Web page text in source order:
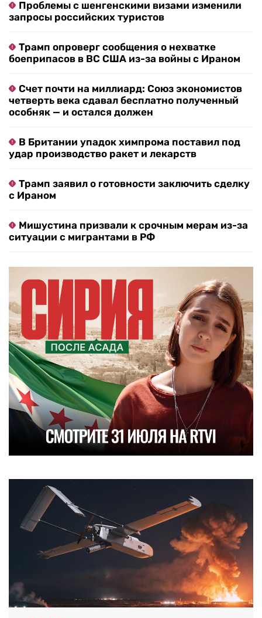
Проблемы с шенгенскими визами изменили
запросы российских туристов
Трамп опроверг сообщения о нехватке
боеприпасов в ВС США из-за войны с Ираном
Счет почти на миллиард: Союз экономистов
четверть века сдавал бесплатно полученный
особняк — и остался должен
В Британии упадок химпрома поставил под
удар производство ракет и лекарств
Трамп заявил о готовности заключить сделку
с Ираном
Мишустина призвали к срочным мерам из-за
ситуации с мигрантами в РФ